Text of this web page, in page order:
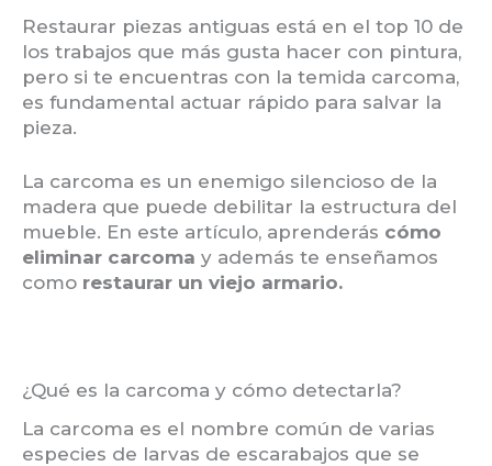
Restaurar piezas antiguas está en el top 10 de
los trabajos que más gusta hacer con pintura,
pero si te encuentras con la temida carcoma,
es fundamental actuar rápido para salvar la
pieza.
La carcoma es un enemigo silencioso de la
madera que puede debilitar la estructura del
mueble. En este artículo, aprenderás cómo
eliminar carcoma y además te enseñamos
como restaurar un viejo armario.
¿Qué es la carcoma y cómo detectarla?
La carcoma es el nombre común de varias
especies de larvas de escarabajos que se